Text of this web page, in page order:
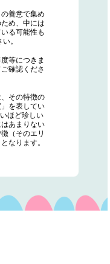
善意で集め
め、中には
る可能性も
。
等につきま
確認くださ
その特徴の
を表してい
ほど珍しい
あまりない
（そのエリ
なります。